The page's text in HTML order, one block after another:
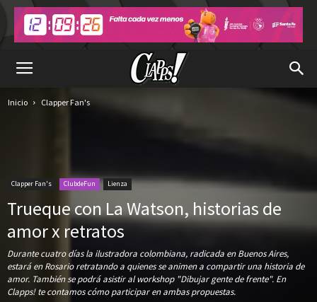
Inicio Clapper Fan's
Clapper Fan's ClubdeFun Lienza
Trueque con La Watson, historias de
amor x retratos
Durante cuatro días la ilustradora colombiana, radicada en Buenos Aires,
estará en Rosario retratando a quienes se animen a compartir una historia de
amor. También se podrá asistir al workshop "Dibujar gente de frente". En
Clapps! te contamos cómo participar en ambas propuestas.